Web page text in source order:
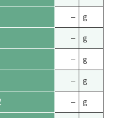
– g
– g
– g
– g
– g